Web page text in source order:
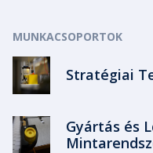
MUNKACSOPORTOK
Stratégiai
Gyártás és